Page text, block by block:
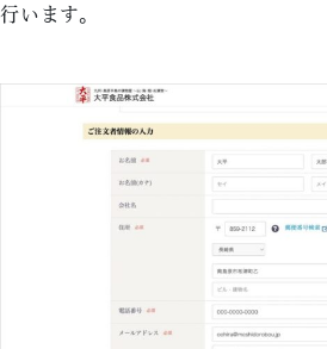
行います。